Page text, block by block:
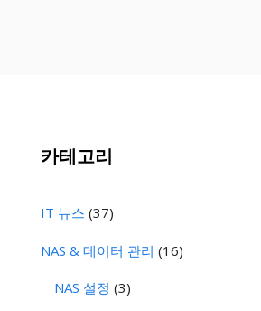
카테고리
IT 뉴스 (37)
NAS & 데이터 관리 (16)
NAS 설정 (3)